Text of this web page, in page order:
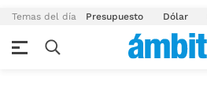
Temas del día Presupuesto Dólar